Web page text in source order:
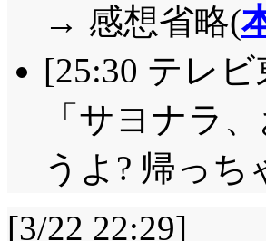
→ 感想省略(
[25:30 テレ
「サヨナラ
うよ? 帰っ
[3/22 22:29]